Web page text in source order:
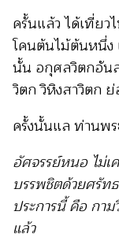
ครั้นแล้ว ได้เที่ย
โคนต้นไม้ต้นหนึ่
นั้น อกุศลวิตกอัน
วิตก วิหิงสาวิตก
ครั้งนั้นแล ท่านพร
อัศจรรย์หนอ ไม่เ
บรรพชิตด้วยศรั
ประการนี้ คือ กา
แล้ว